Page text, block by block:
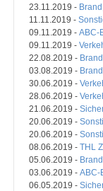
23.11.2019 -
11.11.2019 -
09.11.2019 - ABC-
09.11.2019 -
22.08.2019 -
03.08.2019 -
30.06.2019 -
28.06.2019 -
21.06.2019 -
20.06.2019 -
20.06.2019 -
08.06.2019 - THL
05.06.2019 -
03.06.2019 - ABC-
06.05.2019 -